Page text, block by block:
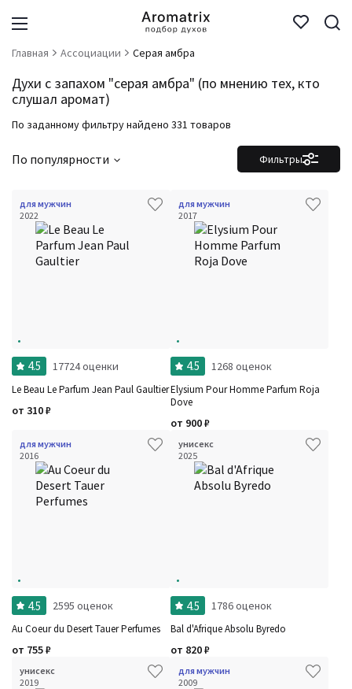
Главная Ассоциации Серая амбра
Духи с запахом "серая амбра" (по мнению тех, кто
слушал аромат)
По заданному фильтру найдено 331 товаров
Фильтры
По популярности
для мужчин
2022
4.5 17724 оценки
Le Beau Le Parfum Jean Paul Gaultier
от 310₽
для мужчин
2017
4.5 1268 оценок
Elysium Pour Homme Parfum Roja
Dove
от 900₽
для мужчин
2016
4.5 2595 оценок
Au Coeur du Desert Tauer Perfumes
от 755₽
унисекс
2025
4.5 1786 оценок
Bal d'Afrique Absolu Byredo
от 820₽
унисекс
2019
для мужчин
2009